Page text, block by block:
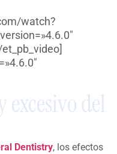
watch?
del
Dentistry, los efectos